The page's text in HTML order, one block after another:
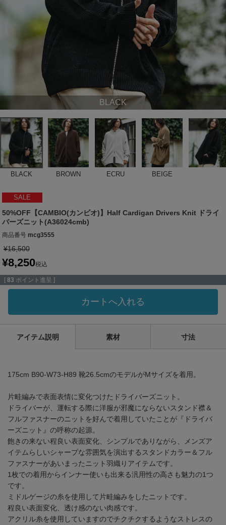
BLACK
BLACK BROWN ECRU BEIGE
SALE
50%OFF【CAMBIO(カンビオ)】Half Cardigan Drivers Knit ドライ
バーズニット(A36024cmb)
商品番号 mcg3555
¥16,500
¥8,250税込
[ 83 ポイント進呈 ]
カートへ入れる
アイテム説明 素材 寸法
175cm B90-W73-H89 靴26.5cmのモデルがMサイズを着用。
片畦編みで表面表情に変化つけたドライバーズニット。
ドライバーが、運転する際に洋服が邪魔にならないスタンド襟＆
フルファスナーのニットを好んで着用していたことが『ドライバ
ーズニット』の呼称の起源。
飽きの来ない程良い表面変化、シンプルでありながら、メンズア
イテムらしいシャープな雰囲気を演出するスタンドカラー＆フル
ファスナーがあいまったニット羽織りアイテムです。
1枚での着用からインナー使いも出来る汎用性の高さも魅力の1つ
です。
ミドルゲージの糸を使用して片畦編みをしたニットです。
程良い表面変化、透け感のない肉感です。
アクリル糸を使用していますのでチクチクするようなストレスの